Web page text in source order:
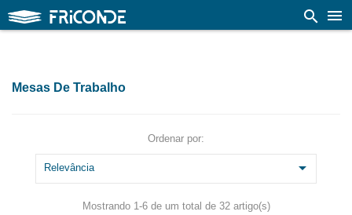

search
Mesas De Trabalho
Ordenar por:
Relevância 
Mostrando 1-6 de um total de 32 artigo(s)